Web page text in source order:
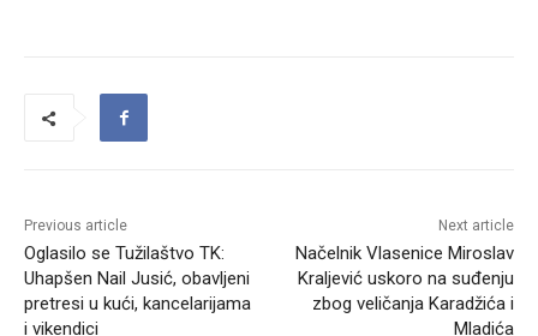
Previous article
Oglasilo se Tužilaštvo TK:
Uhapšen Nail Jusić, obavljeni
pretresi u kući, kancelarijama
i vikendici
Next article
Načelnik Vlasenice Miroslav
Kraljević uskoro na suđenju
zbog veličanja Karadžića i
Mladića